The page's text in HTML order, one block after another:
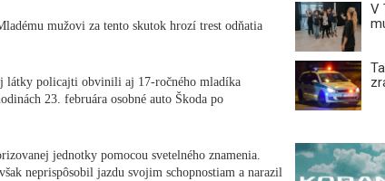
mužovi za tento skutok hrozí trest odňatia
látky policajti obvinili aj 17-ročného mladíka
23. februára osobné auto Škoda po
jednotky pomocou svetelného znamenia.
neprispôsobil jazdu svojim schopnostiam a narazil
V